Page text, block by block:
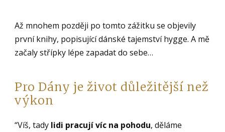
Až mnohem později po tomto zážitku se objevily
první knihy, popisující dánské tajemství hygge. A mě
začaly střípky lépe zapadat do sebe…
Pro Dány je život důležitější než
výkon
“Víš, tady lidi pracují víc na pohodu, děláme